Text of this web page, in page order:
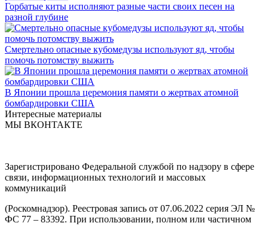
Горбатые киты исполняют разные части своих песен на
разной глубине
Смертельно опасные кубомедузы используют яд, чтобы
помочь потомству выжить
В Японии прошла церемония памяти о жертвах атомной
бомбардировки США
Интересные материалы
МЫ ВКОНТАКТЕ
Зарегистрировано Федеральной службой по надзору в сфере
связи, информационных технологий и массовых
коммуникаций
(Роскомнадзор). Реестровая запись от 07.06.2022 серия ЭЛ №
ФС 77 – 83392. При использовании, полном или частичном